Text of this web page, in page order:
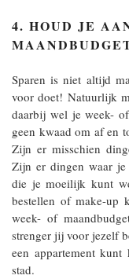
4. HOUD JE
Sparen is niet altijd
voor doet! Natuurlijk
daarbij wel je week-
geen kwaad om af en
Zijn er misschien
Zijn er dingen waar
die je moeilijk kunt
bestellen of make-up
week- of
strenger jij voor jezelf
een appartement
stad.